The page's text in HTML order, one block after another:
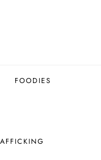
FOODIES